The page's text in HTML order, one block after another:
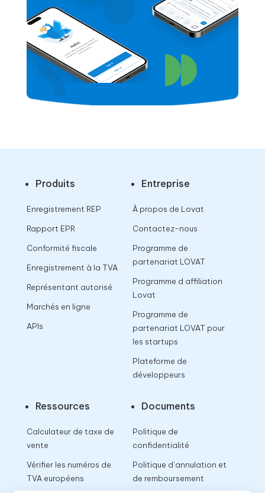
Produits
Enregistrement REP
Rapport EPR
Conformité fiscale
Enregistrement à la TVA
Représentant autorisé
Marchés en ligne
APIs
Entreprise
À propos de Lovat
Contactez-nous
Programme de
partenariat LOVAT
Programme d affiliation
Lovat
Programme de
partenariat LOVAT pour
les startups
Plateforme de
développeurs
Ressources
Calculateur de taxe de
vente
Vérifier les numéros de
TVA européens
Documents
Politique de
confidentialité
Politique d’annulation et
de remboursement